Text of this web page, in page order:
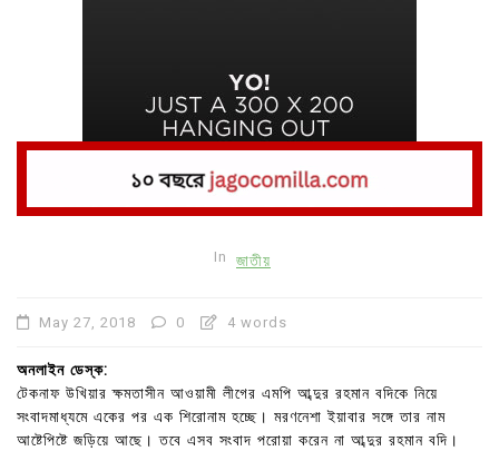
In জাতীয়
May 27, 2018 0 4 words
অনলাইন ডেস্ক:
টেকনাফ উখিয়ার ক্ষমতাসীন আওয়ামী লীগের এমপি আব্দুর রহমান বদিকে নিয়ে
সংবাদমাধ্যমে একের পর এক শিরোনাম হচ্ছে। মরণনেশা ইয়াবার সঙ্গে তার নাম
আষ্টেপিষ্টে জড়িয়ে আছে। তবে এসব সংবাদ পরোয়া করেন না আব্দুর রহমান বদি।